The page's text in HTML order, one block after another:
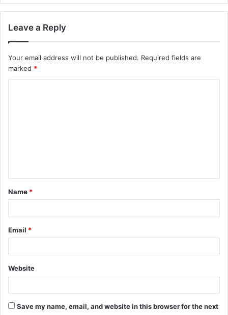
Leave a Reply
Your email address will not be published. Required fields are
marked *
Name *
Email *
Website
Save my name, email, and website in this browser for the next